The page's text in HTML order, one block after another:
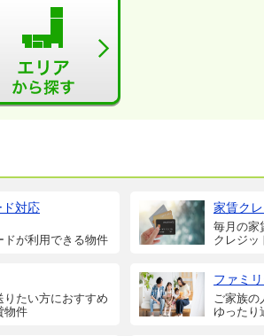
対応
ドが利用できる物件
家賃ク
毎月の家
クレジッ
たい方におすすめ
物件
ファミ
ご家族の
ゆったり